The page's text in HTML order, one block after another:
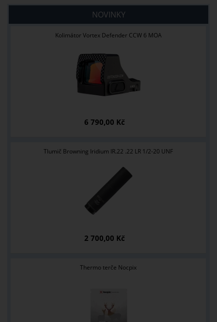
NOVINKY
Kolimátor Vortex Defender CCW 6 MOA
6 790,00 Kč
Tlumič Browning Iridium IR.22 .22 LR 1/2-20 UNF
2 700,00 Kč
Thermo terče Nocpix